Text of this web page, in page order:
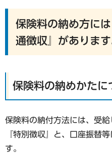
保険料の納め方に
通徴収』があります
保険料の納めかたに
保険料の納付方法には、受
『特別徴収』と、口座振替
す。